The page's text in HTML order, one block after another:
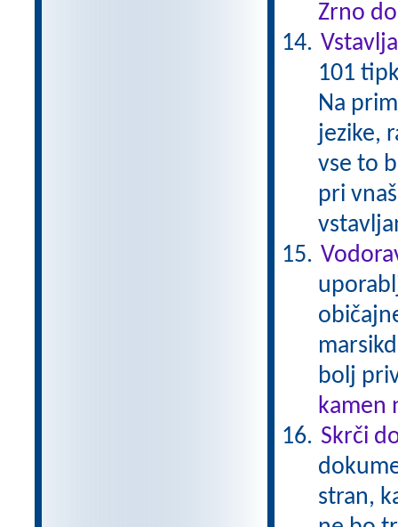
Zrno
101
Na
jezike,
vse to
pri
bolj
kamen
Skrči
stran,